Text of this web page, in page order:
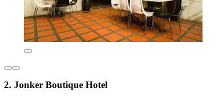
2. Jonker Boutique Hotel